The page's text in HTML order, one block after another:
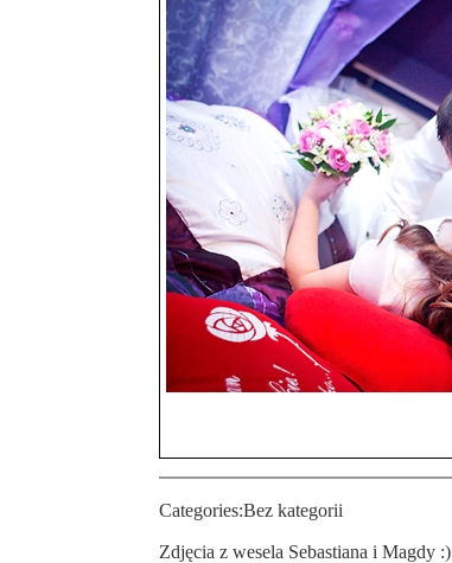
Categories:Bez kategorii
Zdjęcia z wesela Sebastiana i Magdy :)